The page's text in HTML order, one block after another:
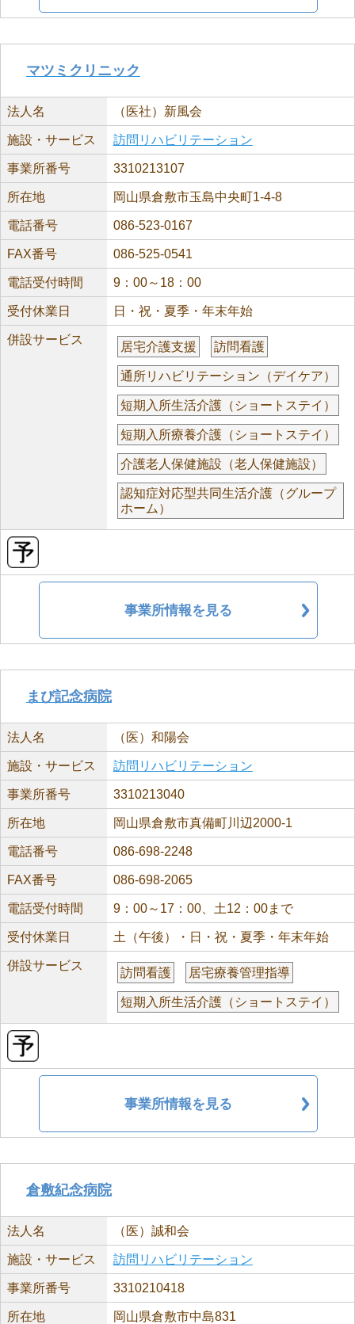
マツミクリニック
法人名 （医社）新風会
施設・サービス 訪問リハビリテーション
事業所番号 3310213107
所在地 岡山県倉敷市玉島中央町1-4-8
電話番号 086-523-0167
FAX番号 086-525-0541
電話受付時間 9：00～18：00
受付休業日 日・祝・夏季・年末年始
併設サービス
居宅介護支援 訪問看護
通所リハビリテーション（デイケア）
短期入所生活介護（ショートステイ）
短期入所療養介護（ショートステイ）
介護老人保健施設（老人保健施設）
認知症対応型共同生活介護（グループ
ホーム）
事業所情報を見る
まび記念病院
法人名 （医）和陽会
施設・サービス 訪問リハビリテーション
事業所番号 3310213040
所在地 岡山県倉敷市真備町川辺2000-1
電話番号 086-698-2248
FAX番号 086-698-2065
電話受付時間 9：00～17：00、土12：00まで
受付休業日 土（午後）・日・祝・夏季・年末年始
併設サービス
訪問看護 居宅療養管理指導
短期入所生活介護（ショートステイ）
事業所情報を見る
倉敷紀念病院
法人名 （医）誠和会
施設・サービス 訪問リハビリテーション
事業所番号 3310210418
所在地 岡山県倉敷市中島831